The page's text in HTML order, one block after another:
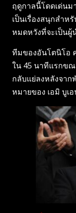
ฤดูกาลนี้โดดเด่น
เป็นเรื่องสนุกสำห
หมดหวังที่จะเป็นผู้
ทีมของอันโตนิโอ
ใน 45 นาทีแรกขณ
กลับแย่ลงหลังจาก
หมายของ เอมิ บูเ